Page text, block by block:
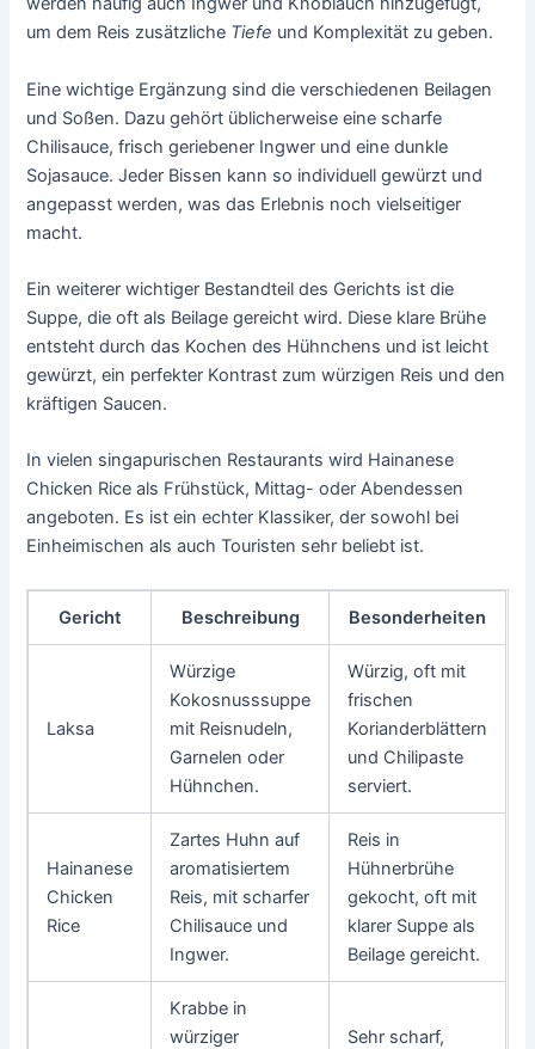
um dem Reis zusätzliche Tiefe und Komplexität zu geben.
Eine wichtige Ergänzung sind die verschiedenen Beilagen
und Soßen. Dazu gehört üblicherweise eine scharfe
Chilisauce, frisch geriebener Ingwer und eine dunkle
Sojasauce. Jeder Bissen kann so individuell gewürzt und
angepasst werden, was das Erlebnis noch vielseitiger
macht.
Ein weiterer wichtiger Bestandteil des Gerichts ist die
Suppe, die oft als Beilage gereicht wird. Diese klare Brühe
entsteht durch das Kochen des Hühnchens und ist leicht
gewürzt, ein perfekter Kontrast zum würzigen Reis und den
kräftigen Saucen.
In vielen singapurischen Restaurants wird Hainanese
Chicken Rice als Frühstück, Mittag- oder Abendessen
angeboten. Es ist ein echter Klassiker, der sowohl bei
Einheimischen als auch Touristen sehr beliebt ist.
Gericht Beschreibung Besonderheiten
Laksa
Würzige
Kokosnusssuppe
mit Reisnudeln,
Garnelen oder
Hühnchen.
Würzig, oft mit
frischen
Korianderblättern
und Chilipaste
serviert.
Hainanese
Chicken
Rice
Zartes Huhn auf
aromatisiertem
Reis, mit scharfer
Chilisauce und
Ingwer.
Reis in
Hühnerbrühe
gekocht, oft mit
klarer Suppe als
Beilage gereicht.
Krabbe in
würziger
Sehr scharf,